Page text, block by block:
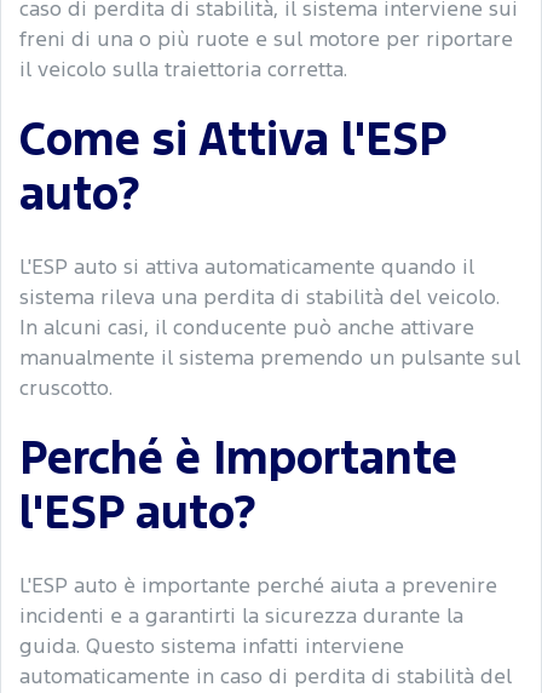
caso di perdita di stabilità, il sistema interviene sui
freni di una o più ruote e sul motore per riportare
il veicolo sulla traiettoria corretta.
Come si Attiva l'ESP
auto?
L'ESP auto si attiva automaticamente quando il
sistema rileva una perdita di stabilità del veicolo.
In alcuni casi, il conducente può anche attivare
manualmente il sistema premendo un pulsante sul
cruscotto.
Perché è Importante
l'ESP auto?
L'ESP auto è importante perché aiuta a prevenire
incidenti e a garantirti la sicurezza durante la
guida. Questo sistema infatti interviene
automaticamente in caso di perdita di stabilità del